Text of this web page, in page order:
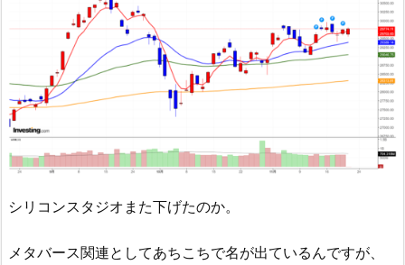
シリコンスタジオまた下げたのか。
メタバース関連としてあちこちで名が出ているんですが、